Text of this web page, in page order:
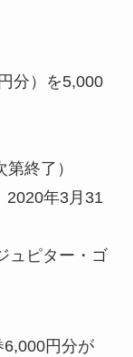
分）を5,000
終了）
2020年3月31
ュピター・ゴ
円分が